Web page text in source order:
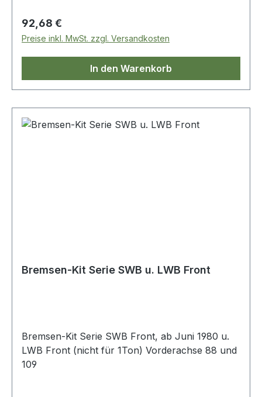
Regulärer Preis:
92,68 €
Preise inkl. MwSt. zzgl. Versandkosten
In den Warenkorb
Bremsen-Kit Serie SWB u. LWB Front
Bremsen-Kit Serie SWB Front, ab Juni 1980 u.
LWB Front (nicht für 1Ton) Vorderachse 88 und
109